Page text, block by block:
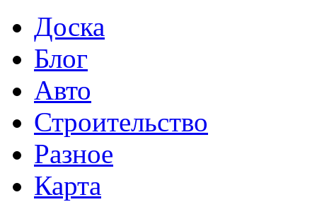
Доска
Блог
Авто
Строительство
Разное
Карта